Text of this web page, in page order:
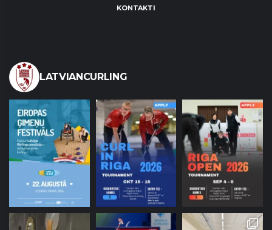
KONTAKTI
LATVIANCURLING